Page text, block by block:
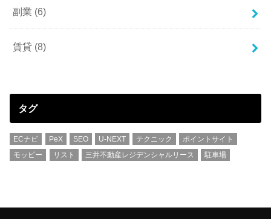
副業 (6)
賃貸 (8)
タグ
ECナビ PeX SEO U-NEXT テクニック
ポイントサイト
モッピー
リスト 三井不動産レジデンシャルリース 駐車場